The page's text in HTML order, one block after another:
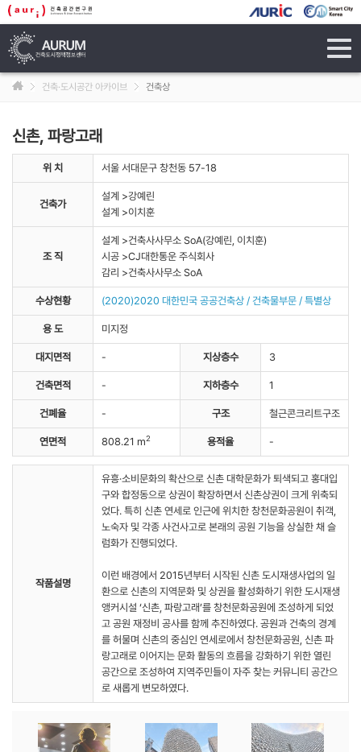
건축·도시공간 아카이브 건축상
신촌, 파랑고래
위 치 서울 서대문구 창천동 57-18
건축가
설계 >강예린
설계 >이치훈
조 직
설계 >건축사사무소 SoA(강예린, 이치훈)
시공 >CJ대한통운 주식회사
감리 >건축사사무소 SoA
수상현황 (2020)2020 대한민국 공공건축상 / 건축물부문 / 특별상
용 도 미지정
대지면적 - 지상층수 3
건축면적 - 지하층수 1
건폐율 - 구조 철근콘크리트구조
연면적 808.21 m2 용적율 -
작품설명
유흥·소비문화의 확산으로 신촌 대학문화가 퇴색되고 홍대입
구와 합정동으로 상권이 확장하면서 신촌상권이 크게 위축되
었다. 특히 신촌 연세로 인근에 위치한 창천문화공원이 취객,
노숙자 및 각종 사건사고로 본래의 공원 기능을 상실한 채 슬
럼화가 진행되었다.
이런 배경에서 2015년부터 시작된 신촌 도시재생사업의 일
환으로 신촌의 지역문화 및 상권을 활성화하기 위한 도시재생
앵커시설 ‘신촌, 파랑고래’를 창천문화공원에 조성하게 되었
고 공원 재정비 공사를 함께 추진하였다. 공원과 건축의 경계
를 허물며 신촌의 중심인 연세로에서 창천문화공원, 신촌 파
랑고래로 이어지는 문화 활동의 흐름을 강화하기 위한 열린
공간으로 조성하여 지역주민들이 자주 찾는 커뮤니티 공간으
로 새롭게 변모하였다.